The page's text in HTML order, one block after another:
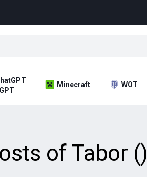
Minecraft WOT
of Tabor ()